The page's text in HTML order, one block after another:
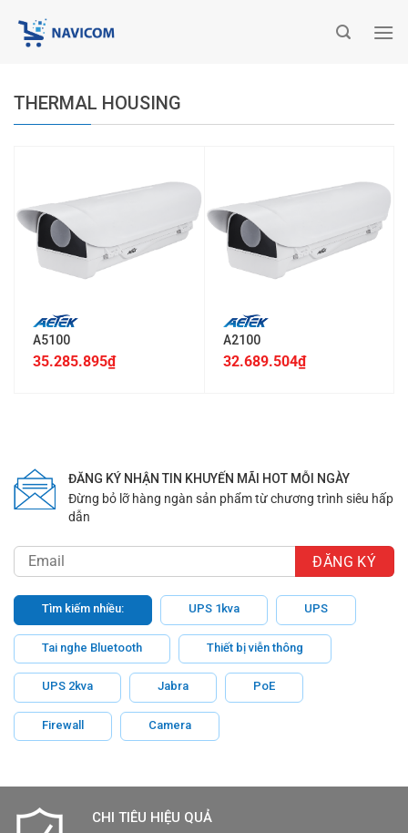
THERMAL HOUSING
A5100
35.285.895₫
A2100
32.689.504₫
ĐĂNG KÝ NHẬN TIN KHUYẾN MÃI HOT MỖI NGÀY
Đừng bỏ lỡ hàng ngàn sản phẩm từ chương trình siêu hấp
dẫn
Tìm kiếm nhiều: UPS 1kva UPS
Tai nghe Bluetooth Thiết bị viễn thông
UPS 2kva Jabra PoE
Firewall Camera
CHI TIÊU HIỆU QUẢ